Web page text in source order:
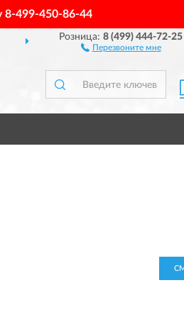
8-499-450-86-44
Розница:8 (499) 444-72-25
Перезвоните мне